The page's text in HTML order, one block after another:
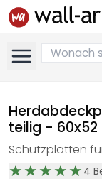
teilig - 60x52
Schutzplatten
4